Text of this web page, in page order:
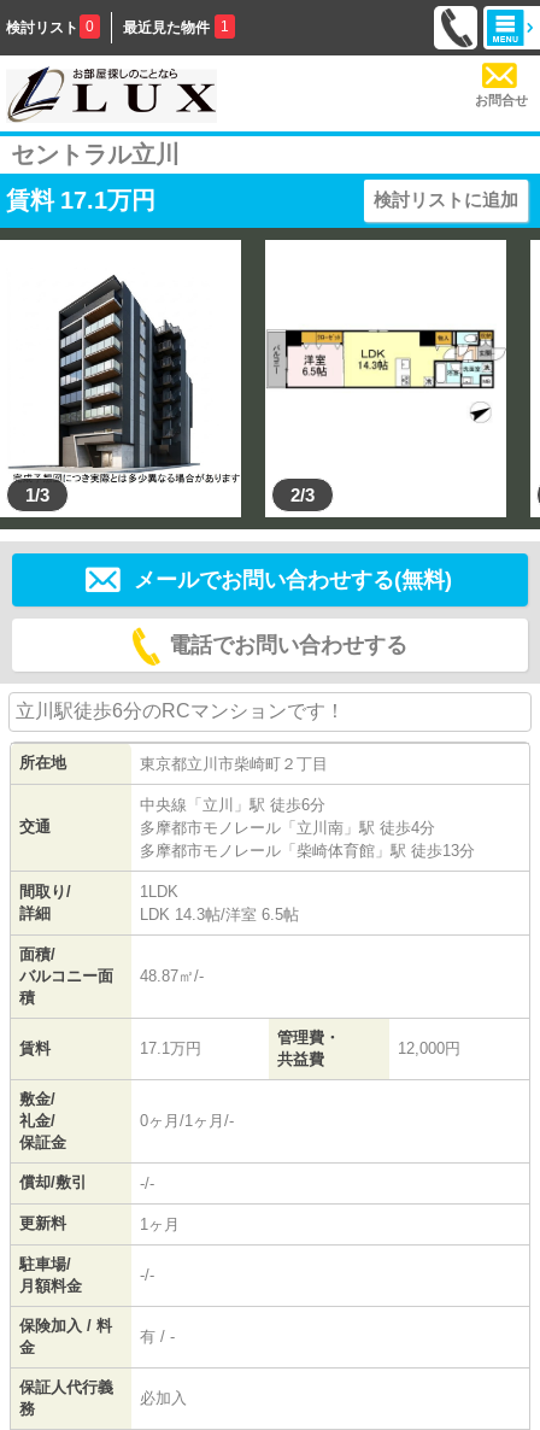
検討リスト 0 最近見た物件 1
お問合せ
セントラル立川
賃料 17.1万円 検討リストに追加
1/3 2/3
メールでお問い合わせする(無料)
電話でお問い合わせする
立川駅徒歩6分のRCマンションです！
所在地 東京都立川市柴崎町 ２丁目
交通
中央線 「立川 」駅 徒歩6分
多摩都市モノレール 「立川南 」駅 徒歩4分
多摩都市モノレール 「柴崎体育館 」駅 徒歩13分
間取り/
詳細
1LDK
LDK 14.3帖/洋室 6.5帖
面積/
バルコニー面
積
48.87㎡/-
賃料 17.1万円
管理費・
共益費
12,000円
敷金/
礼金/
保証金
0ヶ月/1ヶ月/-
償却/敷引 -/-
更新料 1ヶ月
駐車場/
月額料金
-/-
保険加入 / 料
金
有 / -
保証人代行義
務
必加入